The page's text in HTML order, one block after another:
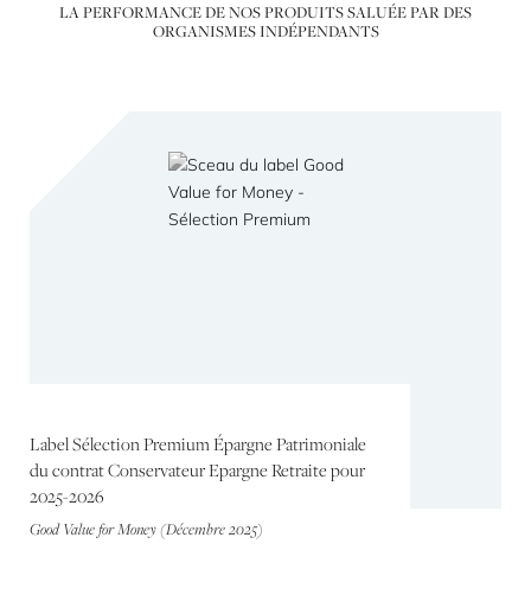
LA PERFORMANCE DE NOS PRODUITS SALUÉE PAR DES
ORGANISMES INDÉPENDANTS
Label Sélection Premium Épargne Patrimoniale
du contrat Conservateur Epargne Retraite pour
2025-2026
Good Value for Money (Décembre 2025)